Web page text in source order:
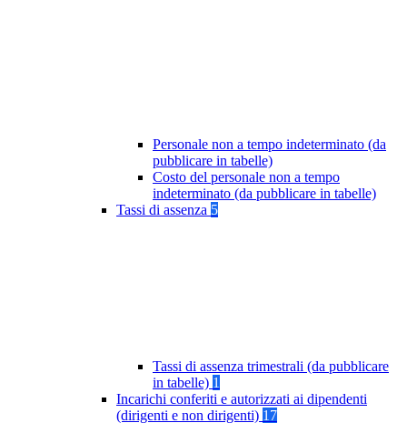
Personale non a tempo indeterminato (da
pubblicare in tabelle)
Costo del personale non a tempo
indeterminato (da pubblicare in tabelle)
Tassi di assenza 5
Tassi di assenza trimestrali (da pubblicare
in tabelle) 1
Incarichi conferiti e autorizzati ai dipendenti
(dirigenti e non dirigenti) 17